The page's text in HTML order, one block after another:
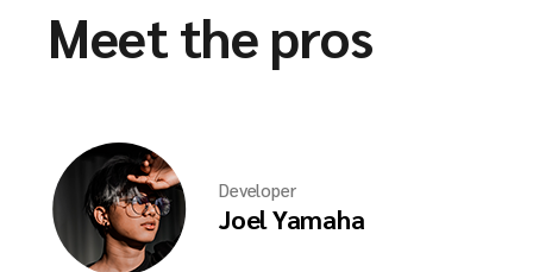
Meet the pros
Developer
Joel Yamaha